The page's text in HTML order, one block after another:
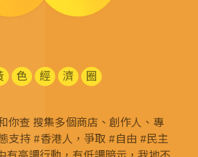
色 經 濟 圈
你查 搜集多個商店、創作人、專
支持 #香港人，爭取 #自由 #民主